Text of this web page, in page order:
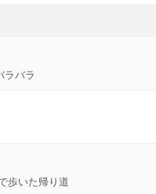
ラバラ
歩いた帰り道